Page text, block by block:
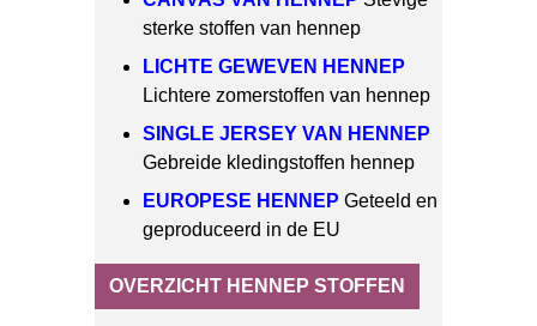
sterke stoffen van hennep
LICHTE GEWEVEN HENNEP
Lichtere zomerstoffen van hennep
SINGLE JERSEY VAN HENNEP
Gebreide kledingstoffen hennep
EUROPESE HENNEP Geteeld en
geproduceerd in de EU
OVERZICHT HENNEP STOFFEN